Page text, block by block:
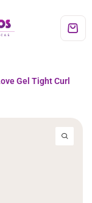
Gel Tight Curl